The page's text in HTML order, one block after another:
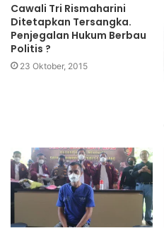
Cawali Tri Rismaharini
Ditetapkan Tersangka.
Penjegalan Hukum Berbau
Politis ?
23 Oktober, 2015